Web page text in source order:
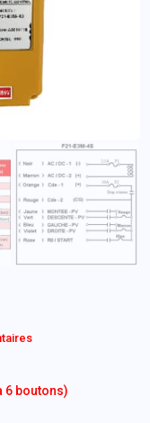
6 boutons)